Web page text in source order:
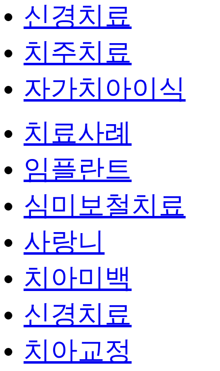
신경치료
치주치료
자가치아이식
치료사례
임플란트
심미보철치료
사랑니
치아미백
신경치료
치아교정